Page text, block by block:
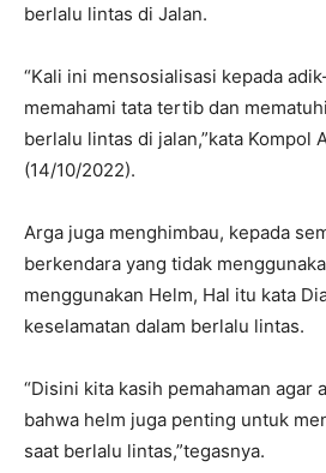
berlalu lintas di Jalan.
“Kali ini mensosialisasi kepada
memahami tata tertib dan
berlalu lintas di jalan,”kata Kompol
(14/10/2022).
Arga juga menghimbau, kepada
berkendara yang tidak
menggunakan Helm, Hal itu kata
keselamatan dalam berlalu lintas.
“Disini kita kasih pemahaman agar
bahwa helm juga penting untuk
saat berlalu lintas,”tegasnya.